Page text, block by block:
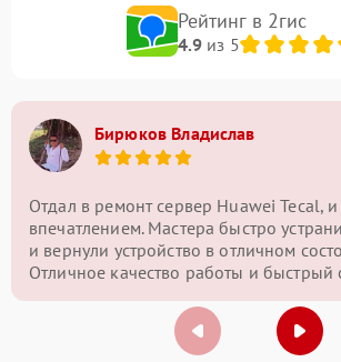
Рейтинг в 2гис
4.9из 5
Бирюков Владислав
Отдал в ремонт сервер Huawei Tecal,
впечатлением. Мастера быстро
и вернули устройство в отличном
Отличное качество работы и быстрый